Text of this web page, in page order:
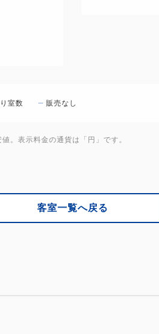
室数 販売なし
。表示料金の通貨は「円」です。
客室一覧へ戻る